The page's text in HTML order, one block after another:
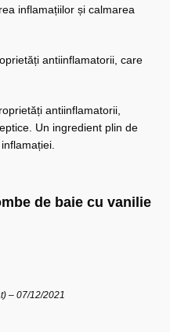
inflamațiilor și calmarea
antiinflamatorii, care
antiinflamatorii,
Un ingredient plin de
de baie cu vanilie
– 07/12/2021